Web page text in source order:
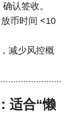
认签收。
币时间 <10
减少风控概
适合“懒